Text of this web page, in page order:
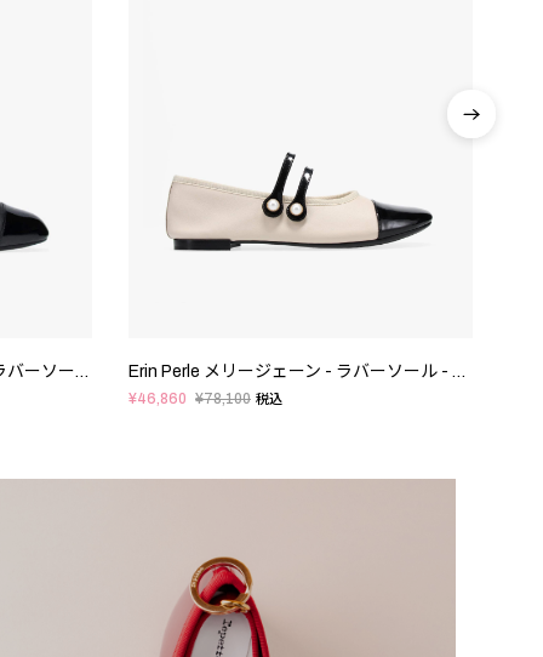
Georgiana 45 メリージェーン - ラバーソール - EUサイズ Erin Perle メリージェーン - ラバーソール - EUサイズ
¥46,860 ¥78,100 税込